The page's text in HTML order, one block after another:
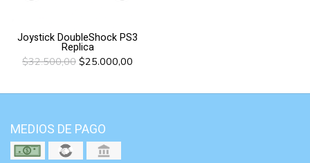
Joystick DoubleShock PS3
Replica
$32.500,00 $25.000,00
MEDIOS DE PAGO